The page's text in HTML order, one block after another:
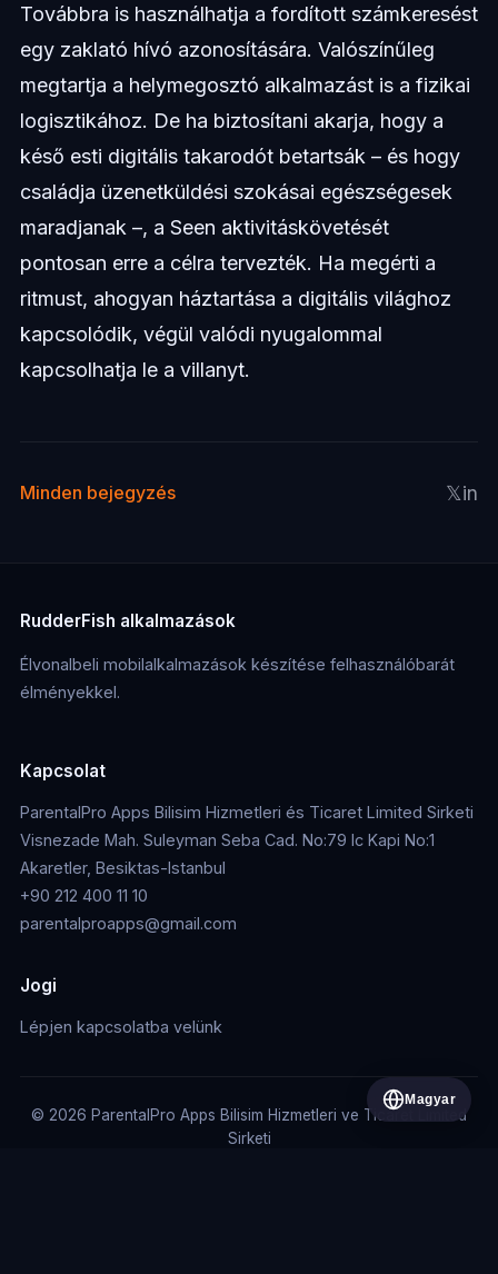
Továbbra is használhatja a fordított számkeresést
egy zaklató hívó azonosítására. Valószínűleg
megtartja a helymegosztó alkalmazást is a fizikai
logisztikához. De ha biztosítani akarja, hogy a
késő esti digitális takarodót betartsák – és hogy
családja üzenetküldési szokásai egészségesek
maradjanak –, a Seen aktivitáskövetését
pontosan erre a célra tervezték. Ha megérti a
ritmust, ahogyan háztartása a digitális világhoz
kapcsolódik, végül valódi nyugalommal
kapcsolhatja le a villanyt.
Minden bejegyzés 𝕏in
RudderFish alkalmazások
Élvonalbeli mobilalkalmazások készítése felhasználóbarát
élményekkel.
Kapcsolat
ParentalPro Apps Bilisim Hizmetleri és Ticaret Limited Sirketi
Visnezade Mah. Suleyman Seba Cad. No:79 Ic Kapi No:1
Akaretler, Besiktas-Istanbul
+90 212 400 11 10
parentalproapps@gmail.com
Jogi
Lépjen kapcsolatba velünk
© 2026 ParentalPro Apps Bilisim Hizmetleri ve Ticaret Limited
Sirketi
Magyar